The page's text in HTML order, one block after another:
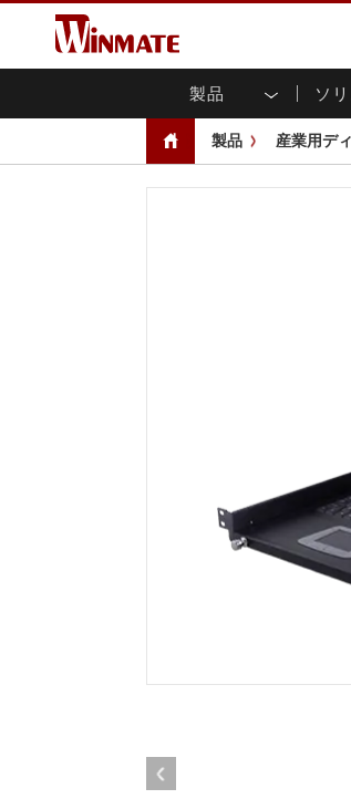
製品 ソ
企業モビリティコン
頑丈なノートパソコン
堅牢タブレットコントロー
Android 車載コンピュータ
車載用タブレット
頑丈なロボットコン
堅牢なロボットコン
農業
会社概要
保証
マーケティングポー
新製品情報
展示会・イベント
製品 産業用デ